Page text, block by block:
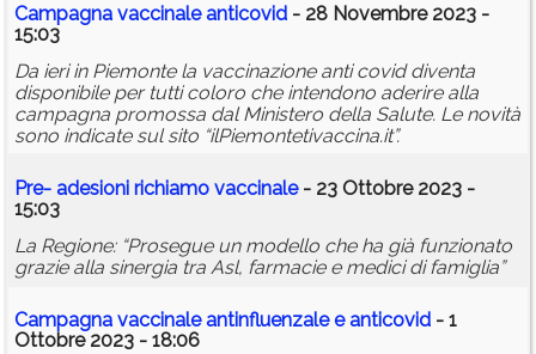
Campagna vaccinale anticovid - 28 Novembre 2023 -
15:03
Da ieri in Piemonte la vaccinazione anti covid diventa
disponibile per tutti coloro che intendono aderire alla
campagna promossa dal Ministero della Salute. Le novità
sono indicate sul sito “ilPiemontetivaccina.it”.
Pre- adesioni richiamo vaccinale- 23 Ottobre 2023 -
15:03
La Regione: “Prosegue un modello che ha già funzionato
grazie alla sinergia tra Asl, farmacie e medici di famiglia”
Campagna vaccinale antinfluenzale e anticovid - 1
Ottobre 2023 - 18:06